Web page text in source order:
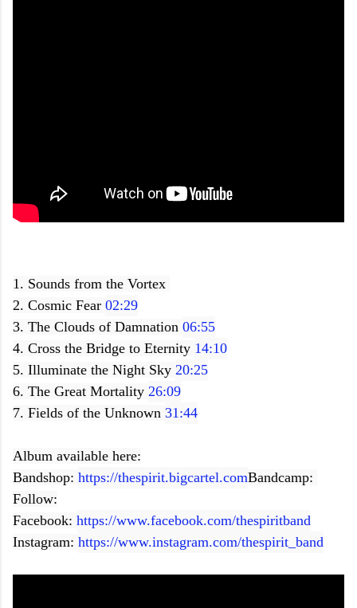
1. Sounds from the Vortex
2. Cosmic Fear 02:29
3. The Clouds of Damnation 06:55
4. Cross the Bridge to Eternity 14:10
5. Illuminate the Night Sky 20:25
6. The Great Mortality 26:09
7. Fields of the Unknown 31:44
Album available here:
Bandshop: https://thespirit.bigcartel.comBandcamp:
Follow:
Facebook: https://www.facebook.com/thespiritband
Instagram: https://www.instagram.com/thespirit_band